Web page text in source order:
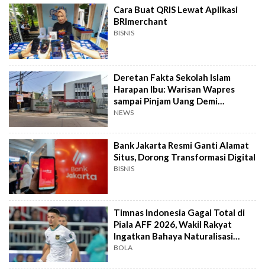
Cara Buat QRIS Lewat Aplikasi
BRImerchant
BISNIS
Deretan Fakta Sekolah Islam
Harapan Ibu: Warisan Wapres
sampai Pinjam Uang Demi
Lapangan Padel
NEWS
Bank Jakarta Resmi Ganti Alamat
Situs, Dorong Transformasi Digital
BISNIS
Timnas Indonesia Gagal Total di
Piala AFF 2026, Wakil Rakyat
Ingatkan Bahaya Naturalisasi
Instan
BOLA